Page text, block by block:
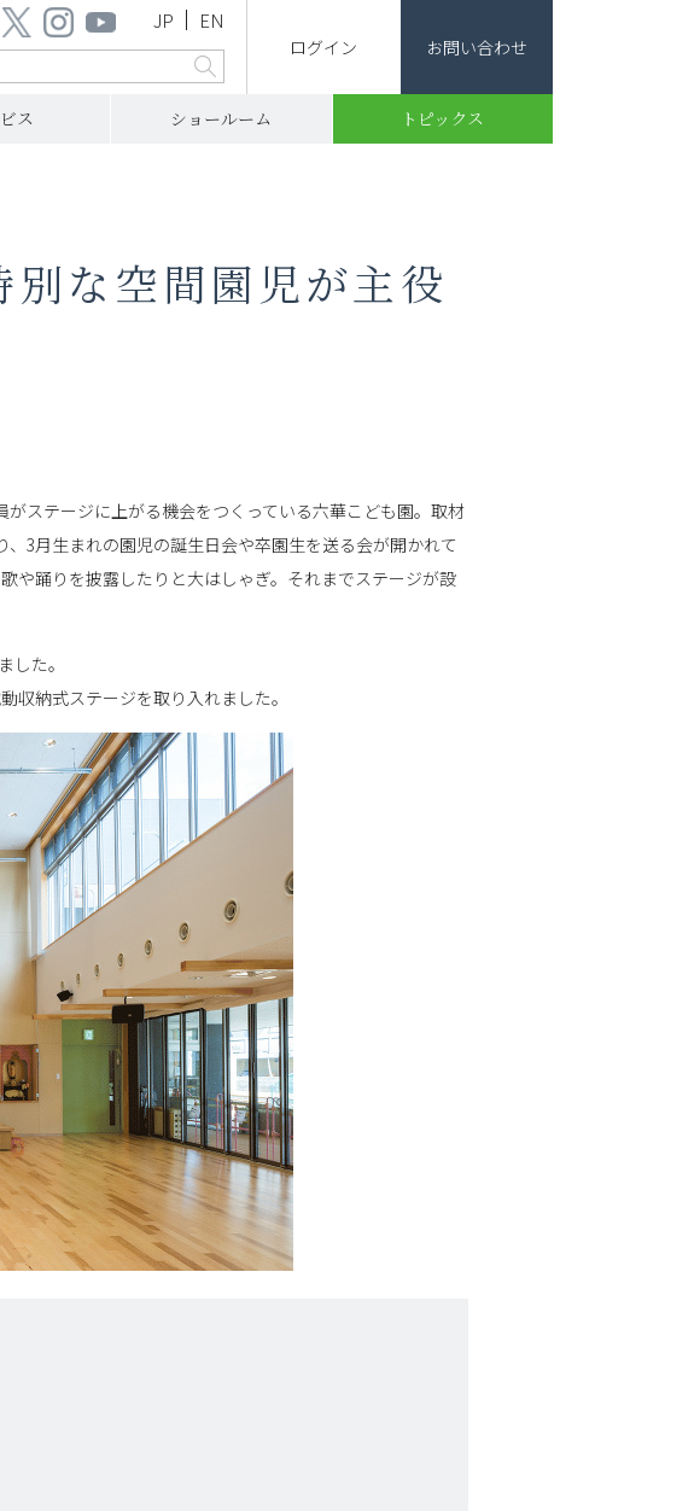
ログイン お問い合わせ
JP EN
ス ショールーム トピックス
な空間園児が主役
ステージに上がる機会をつくっている六華こども園。取材
3月生まれの園児の誕生日会や卒園生を送る会が開かれて
や踊りを披露したりと大はしゃぎ。それまでステージが設
た。
収納式ステージを取り入れました。